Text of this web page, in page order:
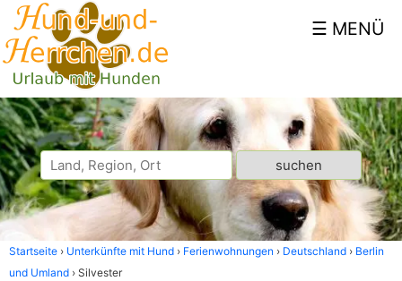
Startseite Unterkünfte mit Hund Ferienwohnungen Deutschland
Berlin
und Umland
Silvester